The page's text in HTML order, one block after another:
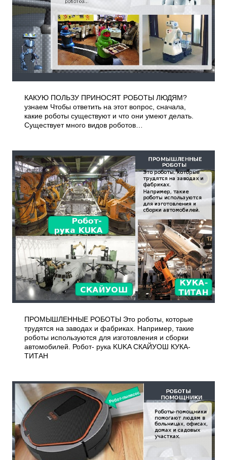
КАКУЮ ПОЛЬЗУ ПРИНОСЯТ РОБОТЫ ЛЮДЯМ?
узнаем Чтобы ответить на этот вопрос, сначала,
какие роботы существуют и что они умеют делать.
Существует много видов роботов…
ПРОМЫШЛЕННЫЕ РОБОТЫ Это роботы, которые
трудятся на заводах и фабриках. Например, такие
роботы используются для изготовления и сборки
автомобилей. Робот- рука KUKA СКАЙУОШ КУКА-
ТИТАН